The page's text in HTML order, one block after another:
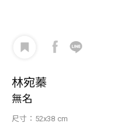
林宛蓁
無名
尺寸：52x38 cm